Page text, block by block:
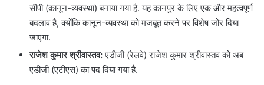
सीपी (कानून-व्यवस्था) बनाया गया है. यह कानपुर के लिए एक और महत्वपूर्ण
बदलाव है, क्योंकि कानून-व्यवस्था को मजबूत करने पर विशेष जोर दिया
जाएगा.
राजेश कुमार श्रीवास्तव:एडीजी (रेलवे) राजेश कुमार श्रीवास्तव को अब
एडीजी (एटीएस) का पद दिया गया है.